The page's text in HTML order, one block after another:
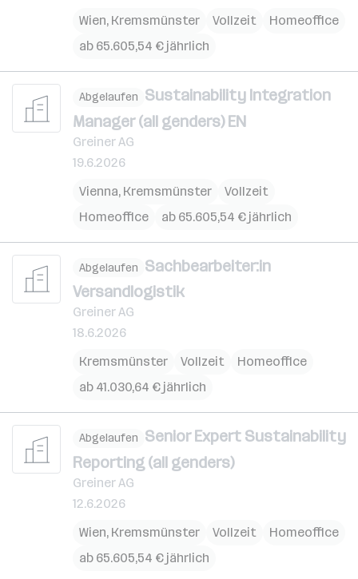
Wien, Kremsmünster Vollzeit
Homeoffice
ab 65.605,54 € jährlich
Abgelaufen Sustainability Integration
Manager (all genders) EN
Greiner AG
19.6.2026
Vienna, Kremsmünster
Vollzeit
Homeoffice
ab 65.605,54 € jährlich
Abgelaufen Sachbearbeiter:in
Versandlogistik
Greiner AG
18.6.2026
Kremsmünster
Vollzeit
Homeoffice
ab 41.030,64 € jährlich
Abgelaufen Senior Expert Sustainability
Reporting (all genders)
Greiner AG
12.6.2026
Wien, Kremsmünster Vollzeit
Homeoffice
ab 65.605,54 € jährlich